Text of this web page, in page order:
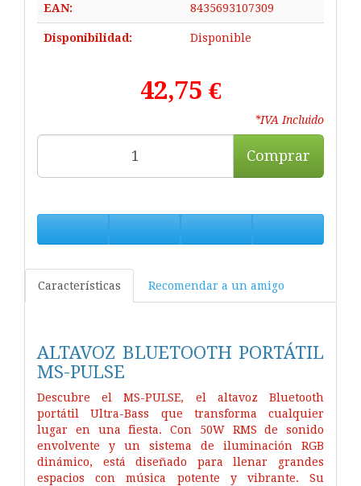
EAN: 8435693107309
Disponibilidad: Disponible
42,75 €
*IVA Incluido
Comprar
Características Recomendar a un amigo
ALTAVOZ BLUETOOTH PORTÁTIL
MS-PULSE
Descubre el MS-PULSE, el altavoz Bluetooth
portátil Ultra-Bass que transforma cualquier
lugar en una fiesta. Con 50W RMS de sonido
envolvente y un sistema de iluminación RGB
dinámico, está diseñado para llenar grandes
espacios con música potente y vibrante. Su